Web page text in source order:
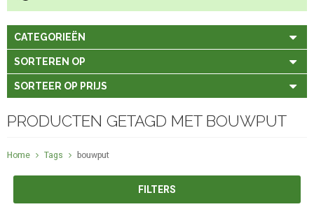
CATEGORIEËN
SORTEREN OP
SORTEER OP PRIJS
PRODUCTEN GETAGD MET BOUWPUT
Home Tags bouwput
FILTERS